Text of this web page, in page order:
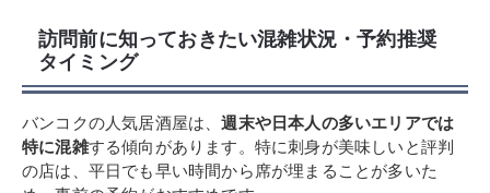
訪問前に知っておきたい混雑状況・予約推奨
タイミング
バンコクの人気居酒屋は、週末や日本人の多いエリアでは
特に混雑する傾向があります。特に刺身が美味しいと評判
の店は、平日でも早い時間から席が埋まることが多いた